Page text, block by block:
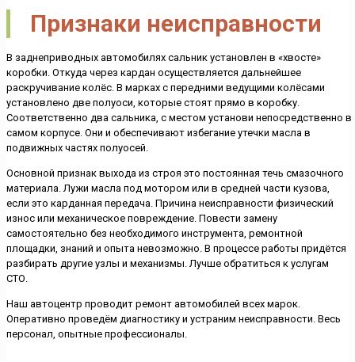
Признаки неисправности
В заднеприводных автомобилях сальник установлен в «хвосте»
коробки. Откуда через кардан осуществляется дальнейшее
раскручивание колёс. В марках с передними ведущими колёсами
установлено две полуоси, которые стоят прямо в коробку.
Соответственно два сальника, с местом установи непосредственно в
самом корпусе. Они и обеспечивают избегание утечки масла в
подвижных частях полуосей.
Основной признак выхода из строя это постоянная течь смазочного
материала. Лужи масла под мотором или в средней части кузова,
если это карданная передача. Причина неисправности физический
износ или механическое повреждение. Повести замену
самостоятельно без необходимого инструмента, ремонтной
площадки, знаний и опыта невозможно. В процессе работы придётся
разбирать другие узлы и механизмы. Лучше обратиться к услугам
СТО.
Наш автоцентр проводит ремонт автомобилей всех марок.
Оперативно проведём диагностику и устраним неисправности. Весь
персонал, опытные профессионалы.